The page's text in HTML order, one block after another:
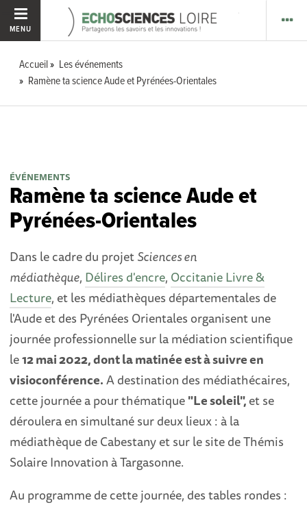
MENU
Accueil
Les événements
Ramène ta science Aude et Pyrénées-Orientales
ÉVÉNEMENTS
Ramène ta science Aude et
Pyrénées-Orientales
Dans le cadre du projetSciences en
médiathèque, Délires d'encre, Occitanie Livre &
Lecture, et les médiathèques départementales de
l'Aude et des Pyrénées Orientales organisent une
journée professionnelle sur la médiation scientifique
le12mai 2022, dont la matinée est à suivre en
visioconférence.A destination des médiathécaires,
cette journée a pour thématique"Le soleil",et se
déroulera en simultané sur deux lieux : à la
médiathèque de Cabestany et sur le site de Thémis
Solaire Innovation à Targasonne.
Au programme de cette journée, des tables rondes :